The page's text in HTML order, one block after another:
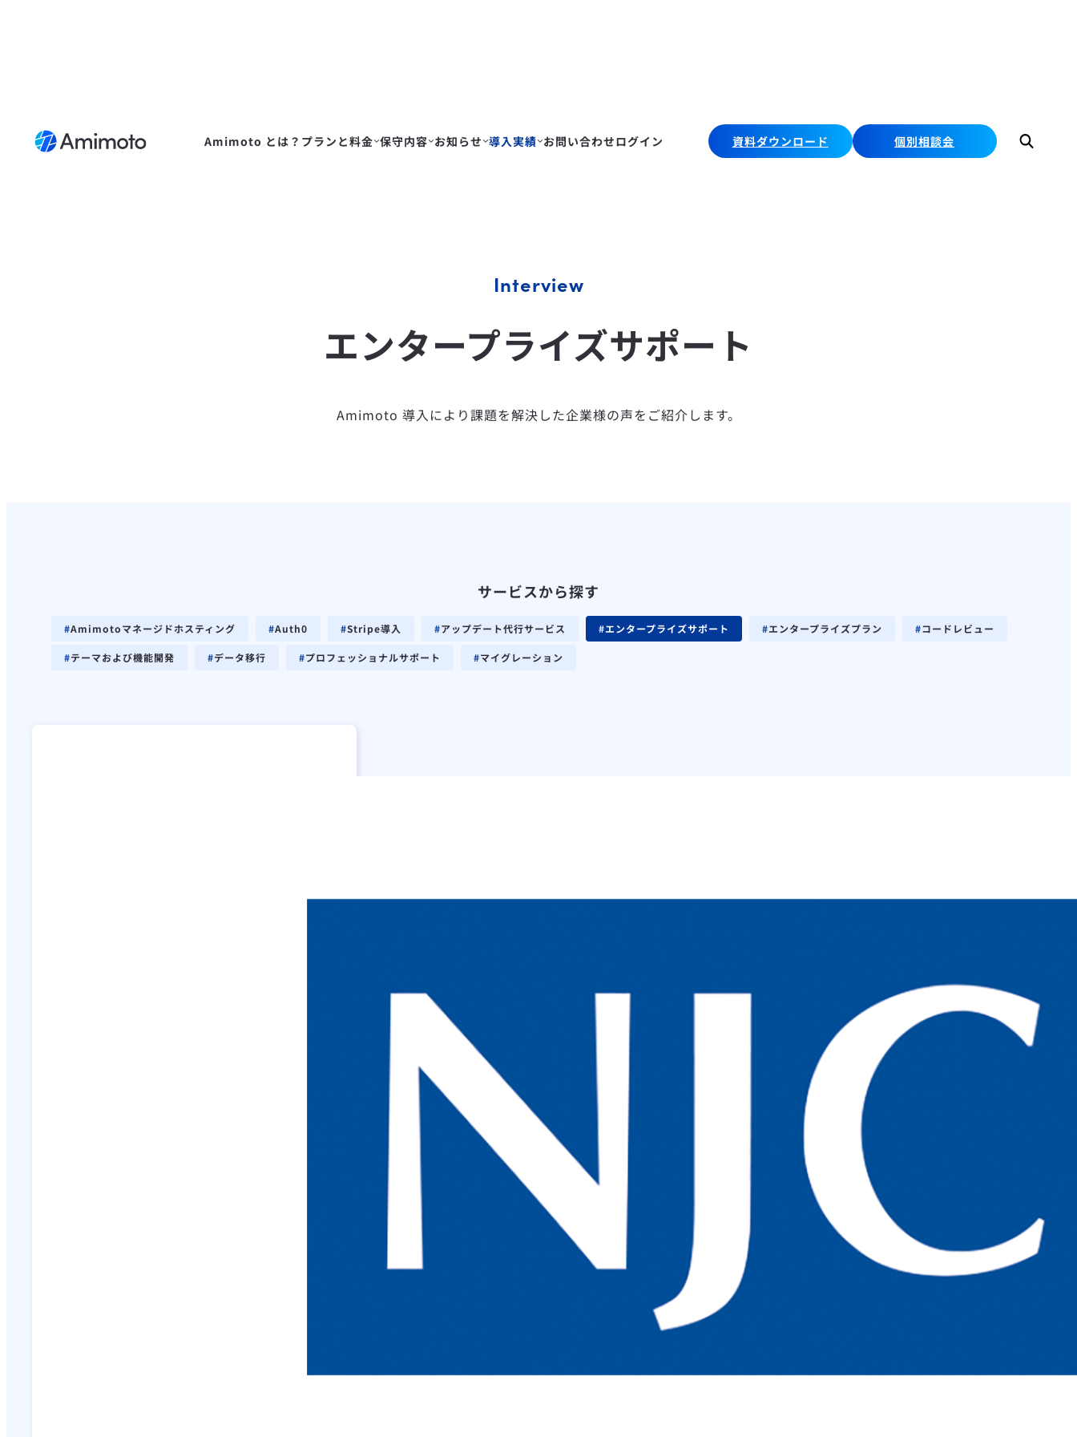
Amimoto とは？ プランと料金 保守内容 お知らせ 導入実績 お問い合わせログイン 資料ダウンロード 個別相談会
Interview
エンタープライズサポート
Amimoto 導入により課題を解決した企業様の声をご紹介します。
サービスから探す
Amimotoマネージドホスティング Auth0 Stripe導入 アップデート代行サービス エンタープライズサポート エンタープライズプラン コードレビュー
テーマおよび機能開発 データ移行 プロフェッショナルサポート マイグレーション